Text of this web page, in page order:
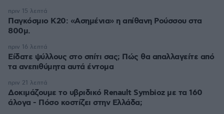
Παγκόσμιο Κ20: «Ασημένια» η απίθανη Ρούσσου στα
800μ.
πριν 15 λεπτά
Είδατε ψύλλους στο σπίτι σας; Πώς θα απαλλαγείτε από
τα ανεπιθύμητα αυτά έντομα
πριν 16 λεπτά
Δοκιμάζουμε το υβριδικό Renault Symbioz με τα 160
άλογα - Πόσο κοστίζει στην Ελλάδα;
πριν 21 λεπτά